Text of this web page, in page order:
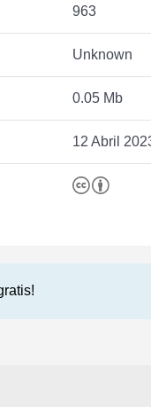
963
Unknown
0.05 Mb
12 Abril